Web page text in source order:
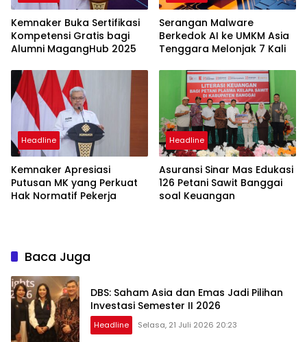
Kemnaker Buka Sertifikasi
Kompetensi Gratis bagi
Alumni MagangHub 2025
Serangan Malware
Berkedok AI ke UMKM Asia
Tenggara Melonjak 7 Kali
Headline
Kemnaker Apresiasi
Putusan MK yang Perkuat
Hak Normatif Pekerja
Headline
Asuransi Sinar Mas Edukasi
126 Petani Sawit Banggai
soal Keuangan
Baca Juga
DBS: Saham Asia dan Emas Jadi Pilihan
Investasi Semester II 2026
Headline Selasa, 21 Juli 2026 20:23